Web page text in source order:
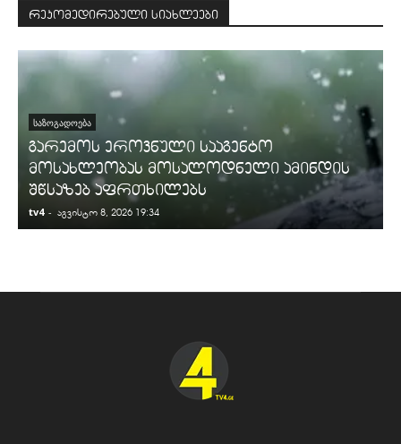
რეკომედირებული სიახლეები
ᲡᲐᲖᲝᲒᲐᲓᲝᲔᲑᲐ
გარემოს ეროვნული სააგენტო
მოსახლეობას მოსალოდნელი ამინდის
შწსაზებ აფრთხილებს
tv4 - აგვისტო 8, 2026 19:34